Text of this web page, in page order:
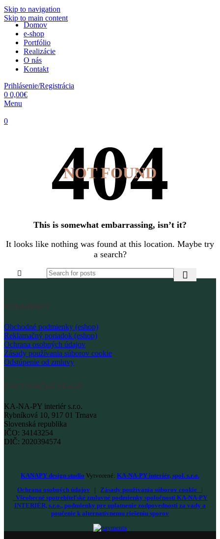
Skip to navigation
Skip to main content
Domov
e-shop
Portfólio
Realizácie
O nás
Kontakt
Prihlásenie/Registrácia
0 0,00€
Menu
0
NOT FOUND
This is somewhat embarrassing, isn’t it?
It looks like nothing was found at this location. Maybe try
a search?
PODMIENKY
Obchodné podmienky (eshop)
Reklamačný poriadok (eshop)
Ochrana osobných údajov
Zásady používania súborov cookie
Odstúpenie od zmluvy
FAKTURAČNÉ ÚDAJE
KA-NA-PY interiér s.r.o.
Rybníková 10, 917 01 Trnava
Slovenská republika
IČO: 34143254
DIČ: 2020394574
KANAPY design studio Vytvorené: KA-NA-PY interiér, spol. s.r.o.
Ochrana osobných údajov | Zásady používania súborov cookie |
Všeobecné spotrebiteľské zmluvné podmienky spoločnosti KA-NA-PY
INTERIÉR, s.r.o., podmienky pre uplatnenie zodpovednosti za vady a
poučenie k alternatívnemu riešeniu sporov